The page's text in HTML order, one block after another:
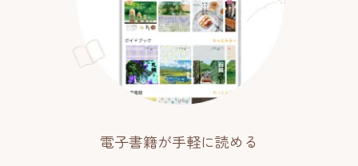
電子書籍が手軽に読める